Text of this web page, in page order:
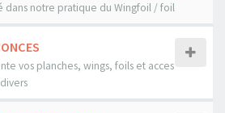
dans notre pratique du Wingfoil / foil
vos planches, wings, foils et acces